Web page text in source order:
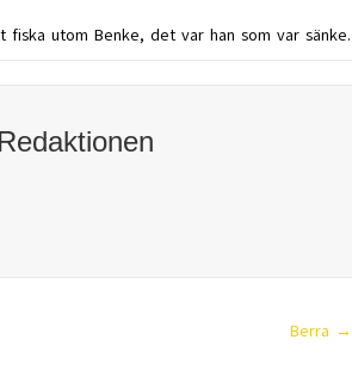
utom Benke, det var han som var sänke.
Redaktionen
Berra →